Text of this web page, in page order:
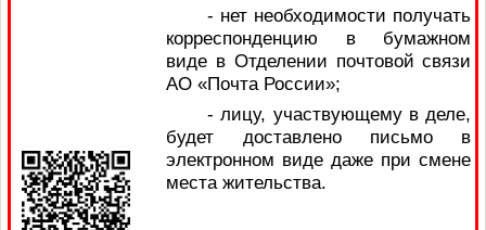
- нет необходимости получать
корреспонденцию в бумажном
виде в Отделении почтовой связи
АО «Почта России»;
- лицу, участвующему в деле,
будет доставлено письмо в
электронном виде даже при смене
места жительства.